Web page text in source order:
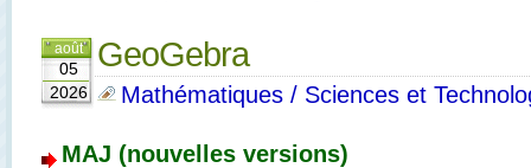
août
05
2026
GeoGebra
Mathématiques / Sciences et
MAJ (nouvelles versions)